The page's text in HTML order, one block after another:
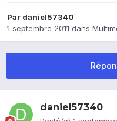
Par daniel57340
1 septembre 2011 dans
daniel57340